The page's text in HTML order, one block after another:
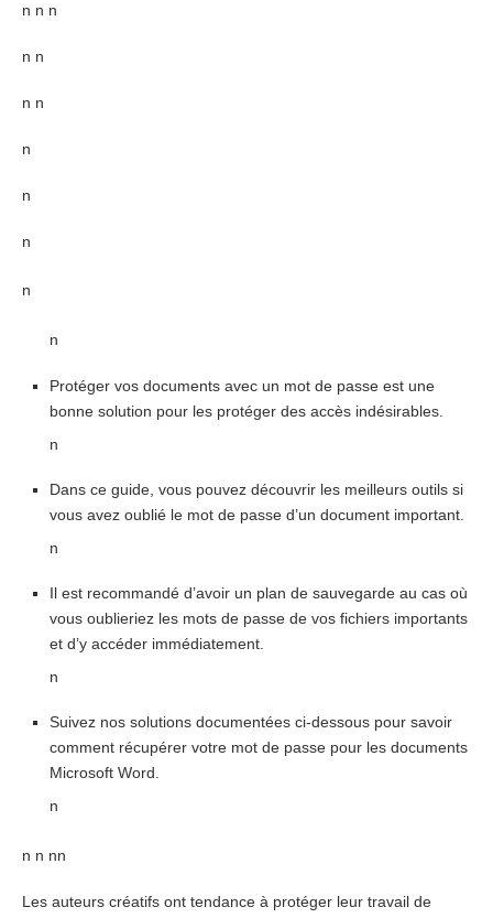
n n n
n n
n n
n
n
n
n
n
Protéger vos documents avec un mot de passe est une
bonne solution pour les protéger des accès indésirables.
n
Dans ce guide, vous pouvez découvrir les meilleurs outils si
vous avez oublié le mot de passe d’un document important.
n
Il est recommandé d’avoir un plan de sauvegarde au cas où
vous oublieriez les mots de passe de vos fichiers importants
et d’y accéder immédiatement.
n
Suivez nos solutions documentées ci-dessous pour savoir
comment récupérer votre mot de passe pour les documents
Microsoft Word.
n
n n nn
Les auteurs créatifs ont tendance à protéger leur travail de